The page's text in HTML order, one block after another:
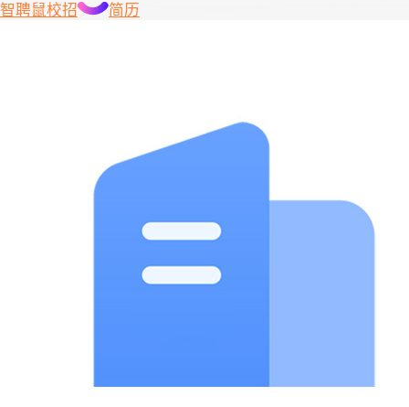
智聘鼠校招 简历